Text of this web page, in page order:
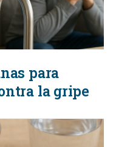
para
la gripe